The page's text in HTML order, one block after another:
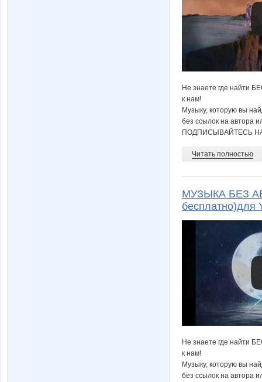
Не знаете где найти
к нам!
Музыку, которую вы
без ссылок на автора
ПОДПИСЫВАЙТЕСЬ
Читать полностью
МУЗЫКА БЕЗ
бесплатно)для
Не знаете где найти
к нам!
Музыку, которую вы
без ссылок на автора